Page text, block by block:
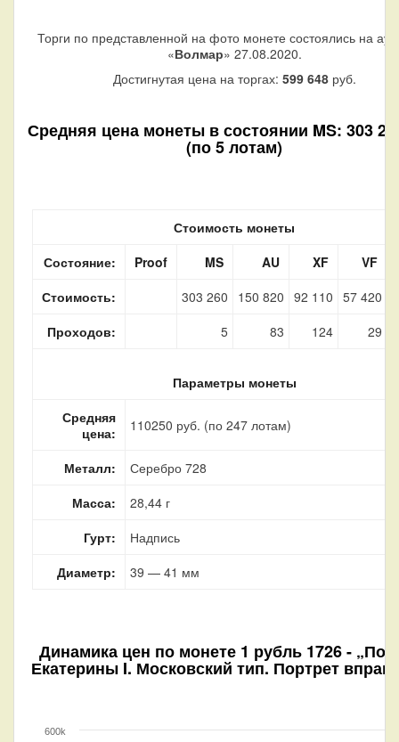
Торги по представленной на фото монете состоялись на
«Волмар» 27.08.2020.
Достигнутая цена на торгах: 599 648руб.
Средняя цена монеты в состоянии MS: 303
(по 5 лотам)
Стоимость монеты
Состояние:
Proof MS AU XF
VF
Стоимость:
303 260 150 820 92 110 57 420
Проходов:
5 83 124 29
Параметры монеты
Средняя
цена:
110250 руб. (по 247 лотам)
Металл:
Серебро 728
Масса:
28,44 г
Гурт:
Надпись
Диаметр:
39 — 41 мм
Динамика цен по монете 1 рубль 1726 -
Екатерины I. Московский тип. Портрет
600k